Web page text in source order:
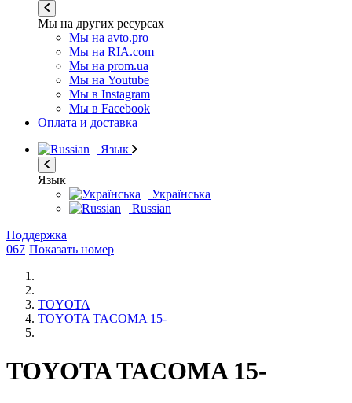
Мы на других ресурсах
Мы на avto.pro
Мы на RIA.com
Мы на prom.ua
Мы на Youtube
Мы в Instagram
Мы в Facebook
Оплата и доставка
Язык
Язык
Українська
Russian
Поддержка
067 Показать номер
TOYOTA
TOYOTA TACOMA 15-
TOYOTA TACOMA 15-